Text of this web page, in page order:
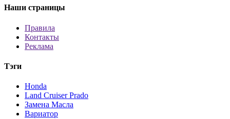
Наши страницы
Правила
Контакты
Реклама
Тэги
Honda
Land Cruiser Prado
Замена Масла
Вариатор